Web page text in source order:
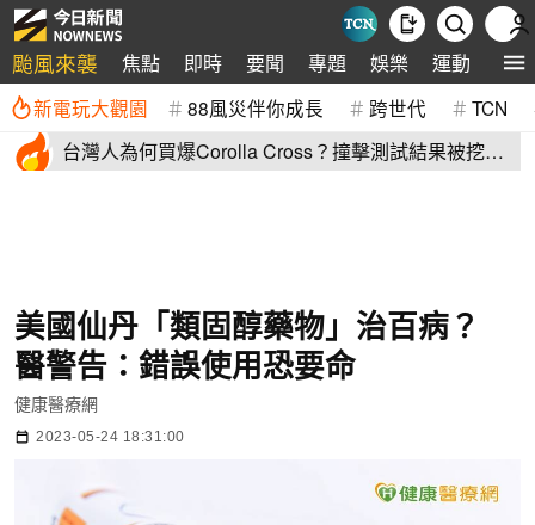
颱風來襲 焦點 即時 要聞 專題 娛樂 運動 全球
新電玩大觀園 88風災伴你成長 跨世代 TCN
台灣人為何買爆Corolla Cross？撞擊測試結果被挖
美國仙丹「類固醇藥物」治百病？
醫警告：錯誤使用恐要命
健康醫療網
2023-05-24 18:31:00